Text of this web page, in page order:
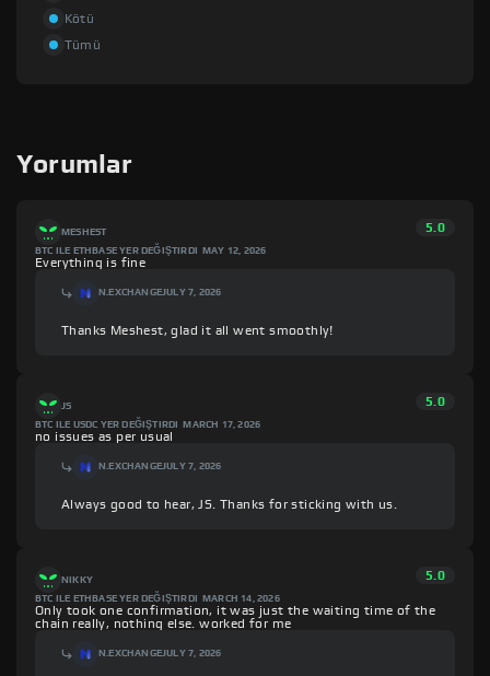
Yorumlar
MESHEST
BTC ILE ETHBASE YER DEĞIŞTIRDI
MAY 12, 2026
5.0
Everything is fine
N.EXCHANGEJULY 7, 2026
Thanks Meshest, glad it all went smoothly!
JS
BTC ILE USDC YER DEĞIŞTIRDI
MARCH 17, 2026
5.0
no issues as per usual
N.EXCHANGEJULY 7, 2026
Always good to hear, JS. Thanks for sticking with us.
NIKKY
BTC ILE ETHBASE YER DEĞIŞTIRDI
MARCH 14, 2026
5.0
Only took one confirmation, it was just the waiting time of the
chain really, nothing else. worked for me
N.EXCHANGEJULY 7, 2026
Kötü
Tümü